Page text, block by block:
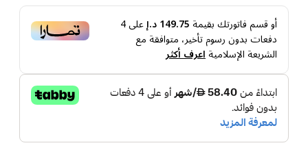
أو قسم فاتورتك بقيمة 149.75 د.إ على4
دفعات بدون رسوم تأخير، متوافقة مع
الشريعة الإسلاميةاعرف أكثر